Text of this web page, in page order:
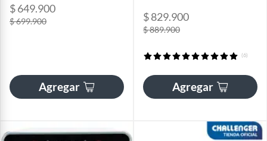
$ 649.900
$ 699.900
Agregar
$ 829.900
$ 889.900
(6)
Agregar